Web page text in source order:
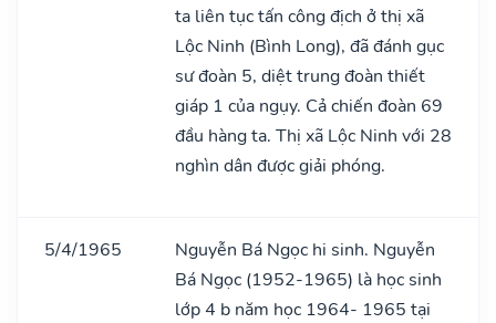
ta liên tục tấn công địch ở thị xã
Lộc Ninh (Bình Long), đã đánh gục
sư đoàn 5, diệt trung đoàn thiết
giáp 1 của ngụy. Cả chiến đoàn 69
đầu hàng ta. Thị xã Lộc Ninh với 28
nghìn dân được giải phóng.
5/4/1965
Nguyễn Bá Ngọc hi sinh. Nguyễn
Bá Ngọc (1952-1965) là học sinh
lớp 4 b năm học 1964- 1965 tại